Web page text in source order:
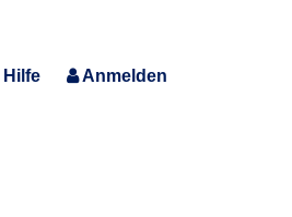
Hilfe Anmelden